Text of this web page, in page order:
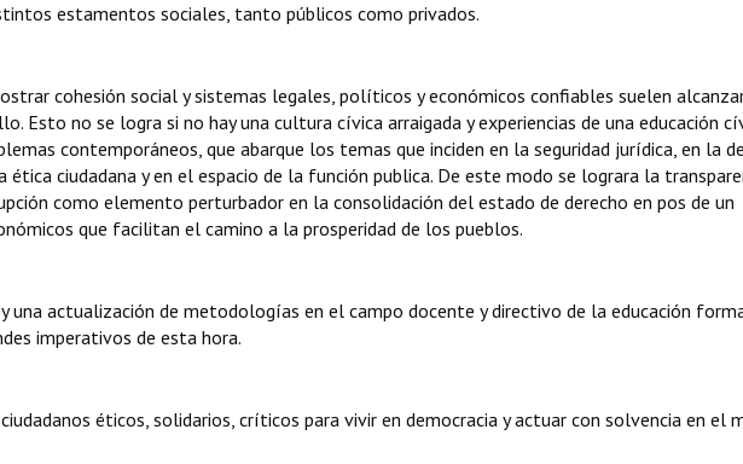
estamentos sociales, tanto públicos como privados.
cohesión social y sistemas legales, políticos y económicos confiables suelen
Esto no se logra si no hay una cultura cívica arraigada y experiencias de una educación
contemporáneos, que abarque los temas que inciden en la seguridad jurídica, en la
ética ciudadana y en el espacio de la función publica. De este modo se lograra la
como elemento perturbador en la consolidación del estado de derecho en pos de un
que facilitan el camino a la prosperidad de los pueblos.
una actualización de metodologías en el campo docente y directivo de la educación
imperativos de esta hora.
éticos, solidarios, críticos para vivir en democracia y actuar con solvencia en el